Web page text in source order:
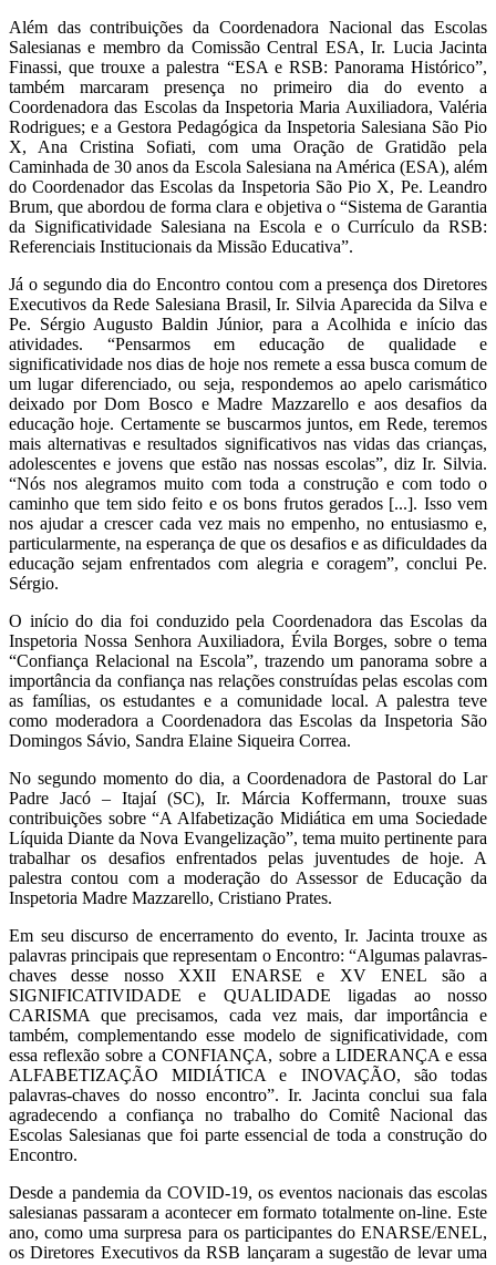
Além das contribuições da Coordenadora Nacional das Escolas
Salesianas e membro da Comissão Central ESA, Ir. Lucia Jacinta
Finassi, que trouxe a palestra “ESA e RSB: Panorama Histórico”,
também marcaram presença no primeiro dia do evento a
Coordenadora das Escolas da Inspetoria Maria Auxiliadora, Valéria
Rodrigues; e a Gestora Pedagógica da Inspetoria Salesiana São Pio
X, Ana Cristina Sofiati, com uma Oração de Gratidão pela
Caminhada de 30 anos da Escola Salesiana na América (ESA), além
do Coordenador das Escolas da Inspetoria São Pio X, Pe. Leandro
Brum, que abordou de forma clara e objetiva o “Sistema de Garantia
da Significatividade Salesiana na Escola e o Currículo da RSB:
Referenciais Institucionais da Missão Educativa”.
Já o segundo dia do Encontro contou com a presença dos Diretores
Executivos da Rede Salesiana Brasil, Ir. Silvia Aparecida da Silva e
Pe. Sérgio Augusto Baldin Júnior, para a Acolhida e início das
atividades. “Pensarmos em educação de qualidade e
significatividade nos dias de hoje nos remete a essa busca comum de
um lugar diferenciado, ou seja, respondemos ao apelo carismático
deixado por Dom Bosco e Madre Mazzarello e aos desafios da
educação hoje. Certamente se buscarmos juntos, em Rede, teremos
mais alternativas e resultados significativos nas vidas das crianças,
adolescentes e jovens que estão nas nossas escolas”, diz Ir. Silvia.
“Nós nos alegramos muito com toda a construção e com todo o
caminho que tem sido feito e os bons frutos gerados [...]. Isso vem
nos ajudar a crescer cada vez mais no empenho, no entusiasmo e,
particularmente, na esperança de que os desafios e as dificuldades da
educação sejam enfrentados com alegria e coragem”, conclui Pe.
Sérgio.
O início do dia foi conduzido pela Coordenadora das Escolas da
Inspetoria Nossa Senhora Auxiliadora, Évila Borges, sobre o tema
“Confiança Relacional na Escola”, trazendo um panorama sobre a
importância da confiança nas relações construídas pelas escolas com
as famílias, os estudantes e a comunidade local. A palestra teve
como moderadora a Coordenadora das Escolas da Inspetoria São
Domingos Sávio, Sandra Elaine Siqueira Correa.
No segundo momento do dia, a Coordenadora de Pastoral do Lar
Padre Jacó – Itajaí (SC), Ir. Márcia Koffermann, trouxe suas
contribuições sobre “A Alfabetização Midiática em uma Sociedade
Líquida Diante da Nova Evangelização”, tema muito pertinente para
trabalhar os desafios enfrentados pelas juventudes de hoje. A
palestra contou com a moderação do Assessor de Educação da
Inspetoria Madre Mazzarello, Cristiano Prates.
Em seu discurso de encerramento do evento, Ir. Jacinta trouxe as
palavras principais que representam o Encontro: “Algumas palavras-
chaves desse nosso XXII ENARSE e XV ENEL são a
SIGNIFICATIVIDADE e QUALIDADE ligadas ao nosso
CARISMA que precisamos, cada vez mais, dar importância e
também, complementando esse modelo de significatividade, com
essa reflexão sobre a CONFIANÇA, sobre a LIDERANÇA e essa
ALFABETIZAÇÃO MIDIÁTICA e INOVAÇÃO, são todas
palavras-chaves do nosso encontro”. Ir. Jacinta conclui sua fala
agradecendo a confiança no trabalho do Comitê Nacional das
Escolas Salesianas que foi parte essencial de toda a construção do
Encontro.
Desde a pandemia da COVID-19, os eventos nacionais das escolas
salesianas passaram a acontecer em formato totalmente on-line. Este
ano, como uma surpresa para os participantes do ENARSE/ENEL,
os Diretores Executivos da RSB lançaram a sugestão de levar uma